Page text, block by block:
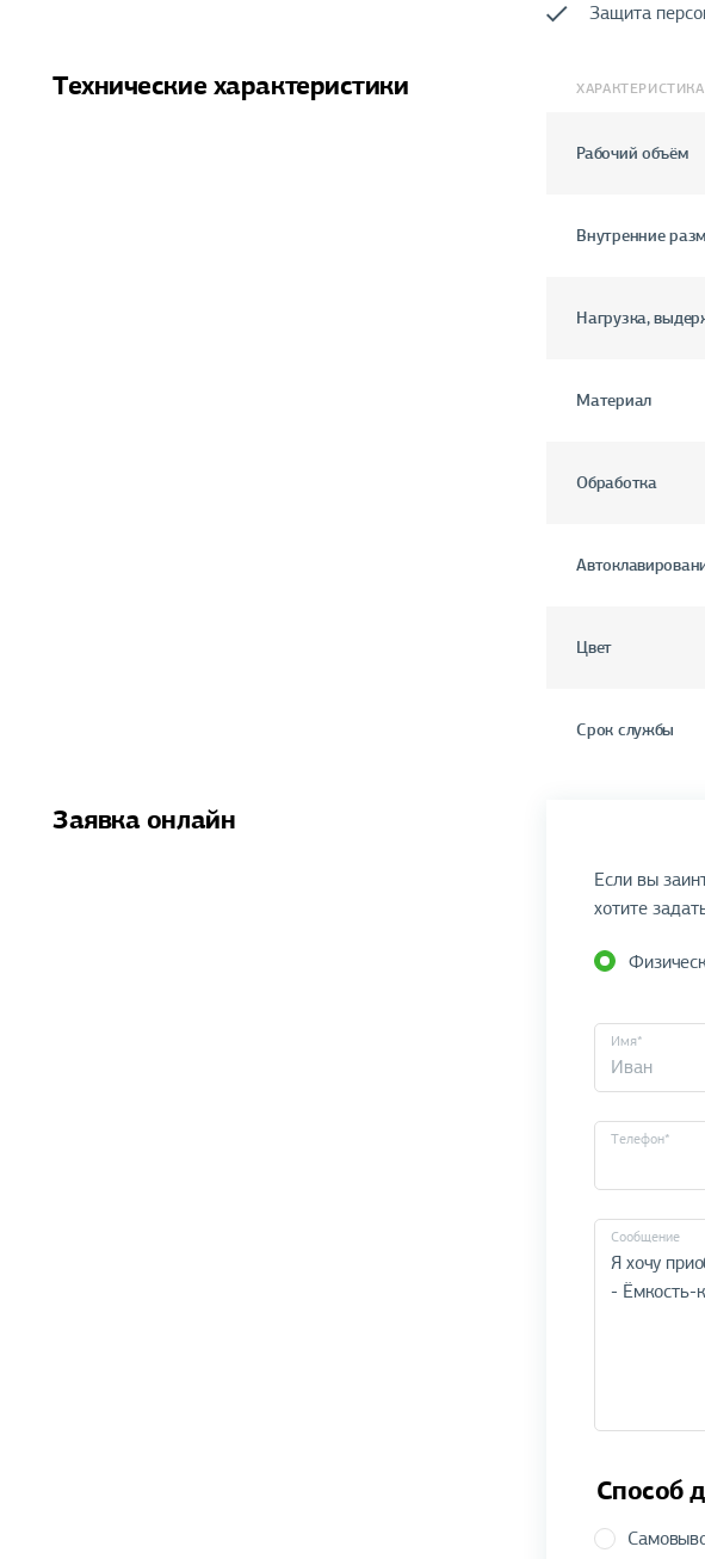
Защита
Технические характеристики ХАРАКТЕРИСТИКА
Рабочий объём
Внутренние
Нагрузка,
Материал
Обработка
Цвет
Срок службы
Заявка онлайн
Если вы
хотите
Имя*
Телефон*
Cообщение
Способ